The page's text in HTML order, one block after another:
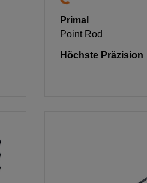
Primal
Point Rod
Höchste Präzision